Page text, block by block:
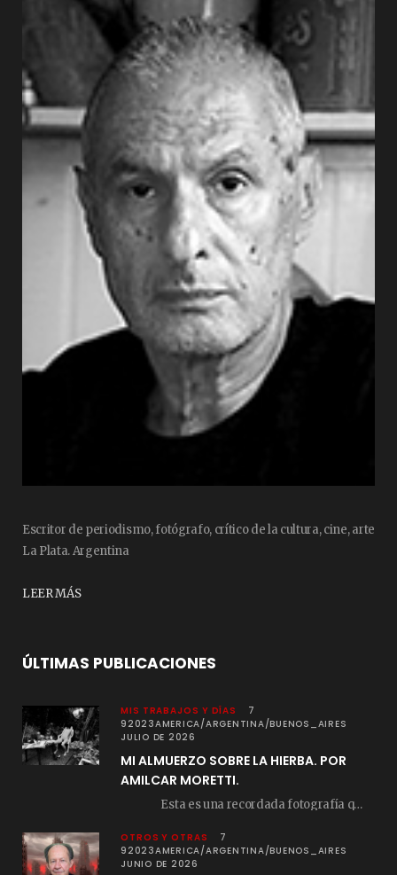
Escritor de periodismo, fotógrafo, crítico de la cultura, cine, arte
La Plata. Argentina
LEER MÁS
ÚLTIMAS PUBLICACIONES
MIS TRABAJOS Y DÍAS
7
92023AMERICA/ARGENTINA/BUENOS_AIRES
JULIO DE 2026
MI ALMUERZO SOBRE LA HIERBA. POR
AMILCAR MORETTI.
Esta es una recordada fotografía que registré…
OTROS Y OTRAS
7
92023AMERICA/ARGENTINA/BUENOS_AIRES
JUNIO DE 2026